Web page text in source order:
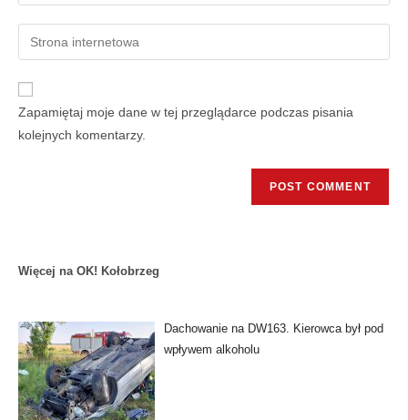
Zapamiętaj moje dane w tej przeglądarce podczas pisania
kolejnych komentarzy.
Więcej na OK! Kołobrzeg
Dachowanie na DW163. Kierowca był pod
wpływem alkoholu